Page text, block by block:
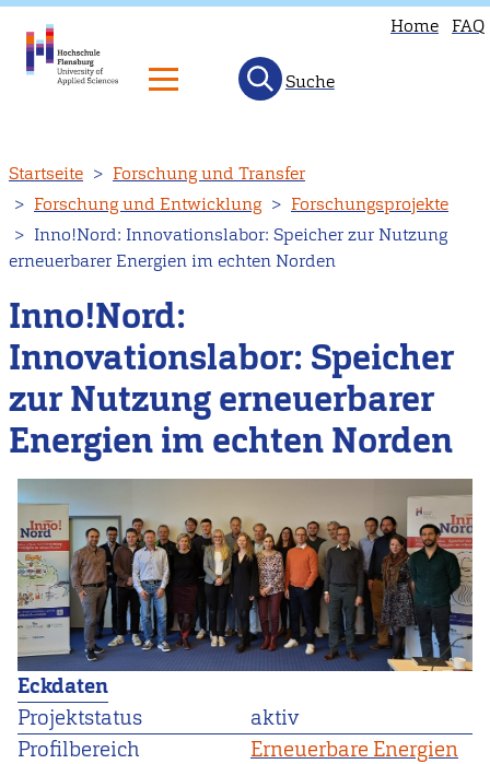
zum
Inhalt
Home FAQ
Suche
Startseite
Forschung und Transfer
Forschung und Entwicklung
Forschungsprojekte
Inno!Nord: Innovationslabor: Speicher zur Nutzung
erneuerbarer Energien im echten Norden
Inno!Nord:
Innovationslabor: Speicher
zur Nutzung erneuerbarer
Energien im echten Norden
Eckdaten
Projektstatus
aktiv
Profilbereich
Erneuerbare Energien